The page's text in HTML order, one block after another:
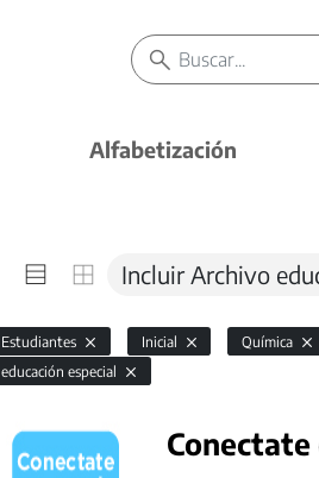
Alfabetización
Incluir Archivo
Estudiantes Inicial Química
educación especial
Conectate